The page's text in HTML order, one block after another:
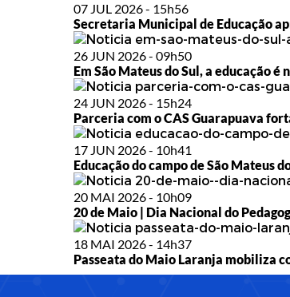
07 JUL 2026 - 15h56
Secretaria Municipal de Educação
26 JUN 2026 - 09h50
Em São Mateus do Sul, a educação é
24 JUN 2026 - 15h24
Parceria com o CAS Guarapuava
17 JUN 2026 - 10h41
Educação do campo de São Mateus
20 MAI 2026 - 10h09
20 de Maio | Dia Nacional do
18 MAI 2026 - 14h37
Passeata do Maio Laranja mobiliza